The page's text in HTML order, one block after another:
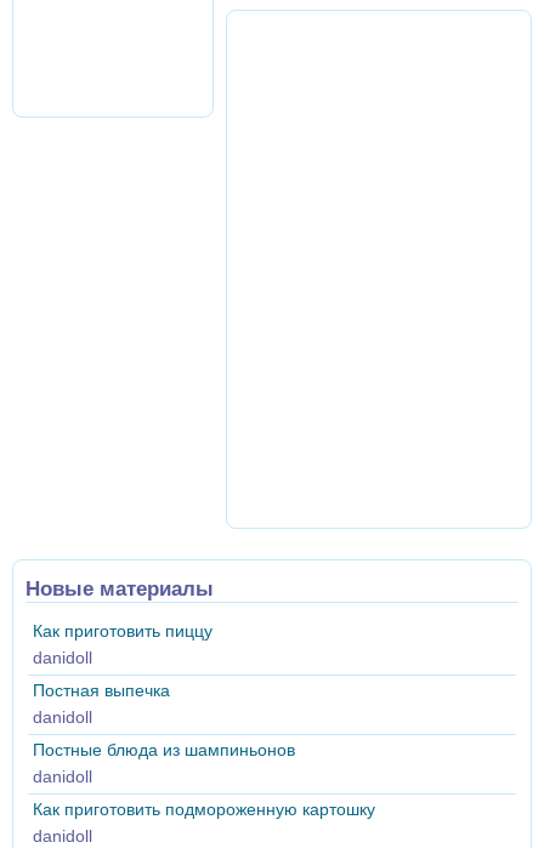
Новые материалы
Как приготовить пиццу
danidoll
Постная выпечка
danidoll
Постные блюда из шампиньонов
danidoll
Как приготовить подмороженную картошку
danidoll